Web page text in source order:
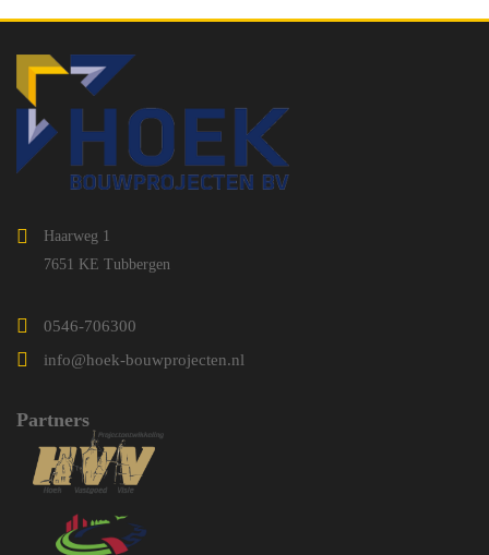
Haarweg 1
7651 KE Tubbergen
0546-706300
info@hoek-bouwprojecten.nl
Partners